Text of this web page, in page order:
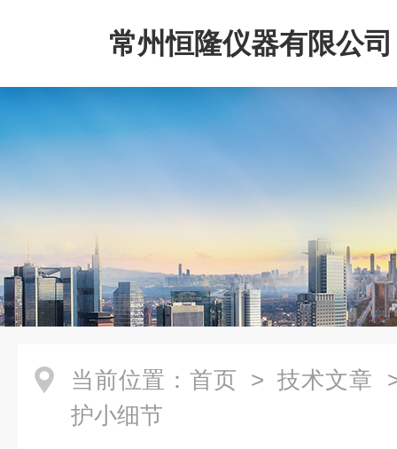
常州恒隆仪器有限公司
当前位置： 首页 > 技术文章
护小细节